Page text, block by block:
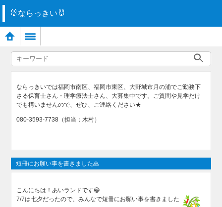
🐰ならっきい🐰
ならっきいでは福岡市南区、福岡市東区、大野城市月の浦でご勤務下
さる保育士さん・理学療法士さん、大募集中です。ご質問や見学だけ
でも構いませんので、ぜひ、ご連絡ください★
080-3593-7738（担当；木村）
短冊にお願い事を書きました🙏
こんにちは！あいランドです😁
7/7は七夕だったので、みんなで短冊にお願い事を書きました